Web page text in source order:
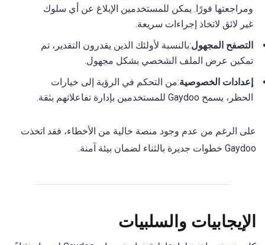
ومراجعتها فورًا. يمكن للمستخدمين الإبلاغ عن أي سلوك
غير لائق لاتخاذ إجراءات سريعة.
التصفح المجهول:بالنسبة لأولئك الذين يقدرون التقدير، تم
تمكين عرض الملف الشخصي بشكل مجهول.
إعدادات الخصوصية:من التحكم في الرؤية إلى خيارات
الحظر، يسمح Gaydoo للمستخدمين بإدارة تفاعلاتهم بثقة.
على الرغم من عدم وجود منصة خالية من الأخطاء، فقد اتخذت
Gaydoo خطوات جديرة بالثناء لضمان بيئة آمنة.
الإيجابيات والسلبيات